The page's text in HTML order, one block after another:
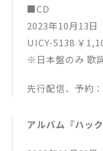
■CD
2023年10月13日
UICY-5138 ￥
※日本盤のみ 歌
先行配信、予
アルバム『ハッ